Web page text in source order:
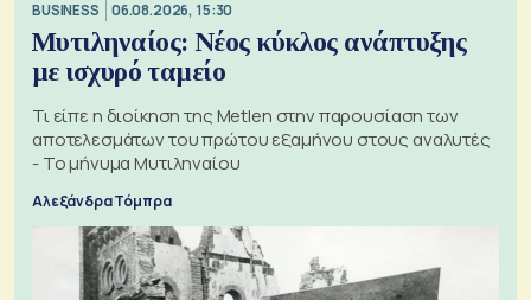
BUSINESS 06.08.2026, 15:30
Μυτιληναίος: Νέος κύκλος ανάπτυξης
με ισχυρό ταμείο
Τι είπε η διοίκηση της Metlen στην παρουσίαση των
αποτελεσμάτων του πρώτου εξαμήνου στους αναλυτές
- Το μήνυμα Μυτιληναίου
Αλεξάνδρα Τόμπρα